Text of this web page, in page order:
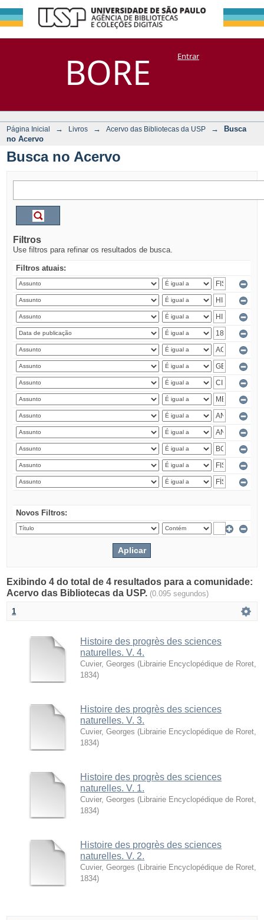
BORE
Busca no Acervo
DSpace/Manakin + CoriscoEntrar
Página Inicial → Livros → Acervo das Bibliotecas da USP →
Busca
no Acervo
Busca no Acervo
Filtros
Use filtros para refinar os resultados de busca.
Filtros atuais:
Novos Filtros:
Exibindo 4 do total de 4 resultados para a comunidade:
Acervo das Bibliotecas da USP. (0.095 segundos)
1
Histoire des progrès des sciences
naturelles. V. 4.
Cuvier, Georges ( Librairie Encyclopédique de Roret
1834)
Histoire des progrès des sciences
naturelles. V. 3.
Cuvier, Georges ( Librairie Encyclopédique de Roret
1834)
Histoire des progrès des sciences
naturelles. V. 1.
Cuvier, Georges ( Librairie Encyclopédique de Roret
1834)
Histoire des progrès des sciences
naturelles. V. 2.
Cuvier, Georges ( Librairie Encyclopédique de Roret
1834)